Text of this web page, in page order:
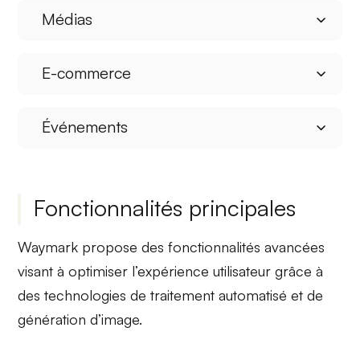
Médias
E-commerce
Événements
Fonctionnalités principales
Waymark propose des fonctionnalités avancées
visant à optimiser l’expérience utilisateur grâce à
des technologies de traitement automatisé et de
génération d’image.